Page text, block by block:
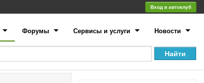
Вход в автоклуб
Форумы Сервисы и услуги Новости